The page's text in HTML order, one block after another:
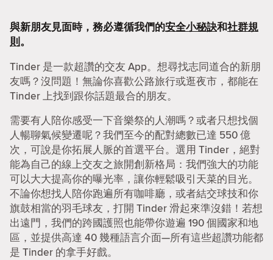
與新朋友見面時，務必遵循我們的安全小秘訣和社群規
則。
Tinder 是一款超讚的交友 App。想尋找志同道合的新朋
友嗎？沒問題！無論你喜歡公路旅行或逛夜市，都能在
Tinder 上找到跟你話題最合的朋友。
需要有人陪你感受一下音樂祭的人潮嗎？或者只想找個
人暢聊氣候變遷呢？我們至今的配對總數已達 550 億
次，可說是你拓展人脈的首選平台。選用 Tinder，絕對
能為自己的線上交友之旅開創新格局：我們強大的功能
可以大大提高你的曝光率，讓你輕鬆吸引天菜的目光。
不論你想找人陪你跑遍所有咖啡廳，或者結交球技和你
旗鼓相當的羽毛球友，打開 Tinder 滑起來準沒錯！若想
出遠門，我們的跨國護照也能帶你遊遍 190 個國家和地
區，並提供高達 40 幾種語言介面—所有這些超讚功能都
是 Tinder 的拿手好戲。